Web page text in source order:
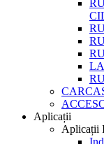
Aplicații
Aplicații